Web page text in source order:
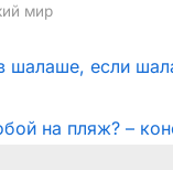
мир
шалаше, если
на пляж? –